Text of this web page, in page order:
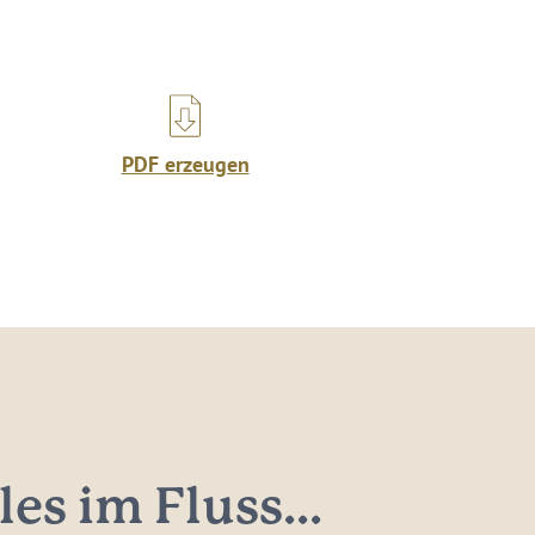
PDF erzeugen
im Fluss...